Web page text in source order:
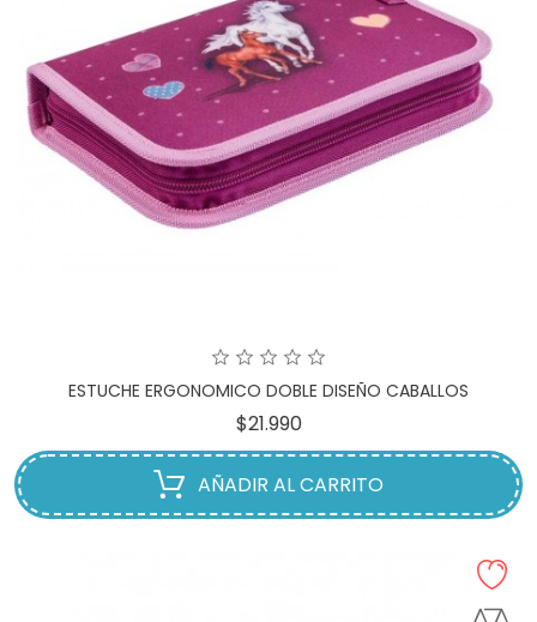
ESTUCHE ERGONOMICO DOBLE DISEÑO CABALLOS
$21.990Precio
AÑADIR AL CARRITO